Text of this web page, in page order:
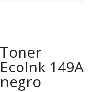
Toner
EcoInk 149A
negro